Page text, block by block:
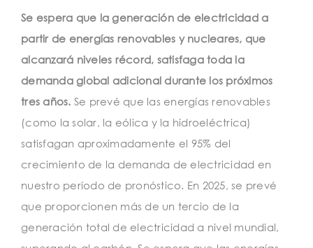
Se espera que la generación de electricidad a
partir de energías renovables y nucleares, que
alcanzará niveles récord, satisfaga toda la
demanda global adicional durante los próximos
tres años. Se prevé que las energías renovables
(como la solar, la eólica y la hidroeléctrica)
satisfagan aproximadamente el 95% del
crecimiento de la demanda de electricidad en
nuestro período de pronóstico. En 2025, se prevé
que proporcionen más de un tercio de la
generación total de electricidad a nivel mundial,